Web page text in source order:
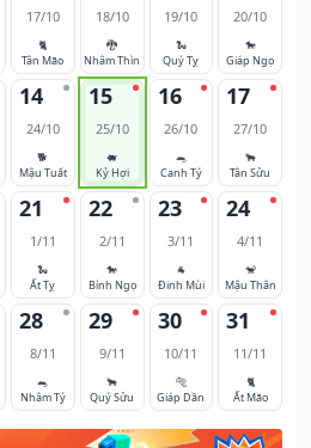
17/10
🐈
Tân Mão
18/10
🐉
Nhâm Thìn
19/10
🐍
Quý Tỵ
20/10
🐎
Giáp Ngọ
14
24/10
🐕
Mậu Tuất
15
25/10
🐖
Kỷ Hợi
16
26/10
🐀
Canh Tý
17
27/10
🐂
Tân Sửu
21
1/11
🐍
Ất Tỵ
22
2/11
🐎
Bính Ngọ
23
3/11
🐐
Đinh Mùi
24
4/11
🐒
Mậu Thân
28
8/11
🐀
Nhâm Tý
29
9/11
🐂
Quý Sửu
30
10/11
🐅
Giáp Dần
31
11/11
🐈
Ất Mão